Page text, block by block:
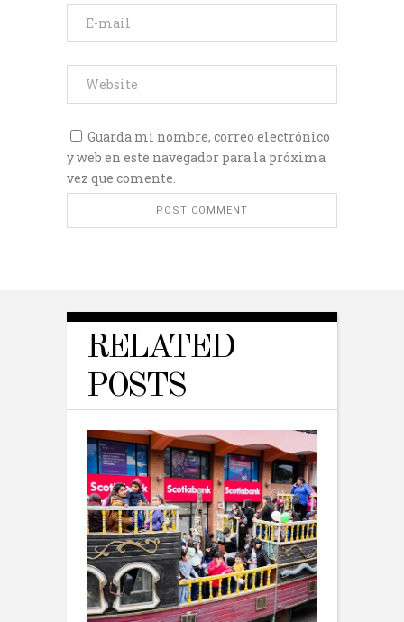
Guarda mi nombre, correo electrónico
y web en este navegador para la próxima
vez que comente.
RELATED
POSTS